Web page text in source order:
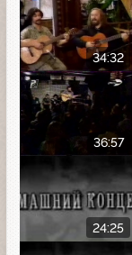
34:32
36:57
24:25